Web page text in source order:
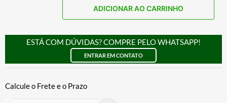
ADICIONAR AO CARRINHO
ESTÁ COM DÚVIDAS? COMPRE PELO WHATSAPP!
ENTRAR EM CONTATO